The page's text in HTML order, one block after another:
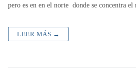
pero es en en el norte donde se concentra
LEER MÁS →